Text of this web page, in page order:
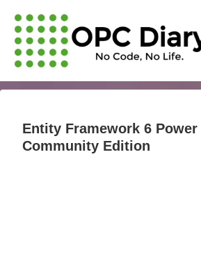
Entity Framework 6 Power
Community Edition